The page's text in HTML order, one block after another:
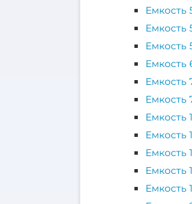
Емкость
Емкость
Емкость
Емкость
Емкость
Емкость
Емкость
Емкость
Емкость
Емкость
Емкость